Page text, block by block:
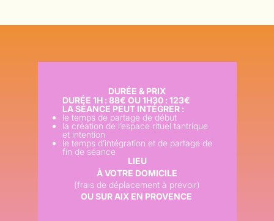
DURÉE & PRIX
DURÉE 1H : 88€ OU 1H30 : 123€
LA SÉANCE PEUT INTÉGRER :
le temps de partage de début
la création de l’espace rituel tantrique
et intention
le temps d’intégration et de partage de
fin de séance
LIEU
À VOTRE DOMICILE
(frais de déplacement à prévoir)
OU SUR AIX EN PROVENCE